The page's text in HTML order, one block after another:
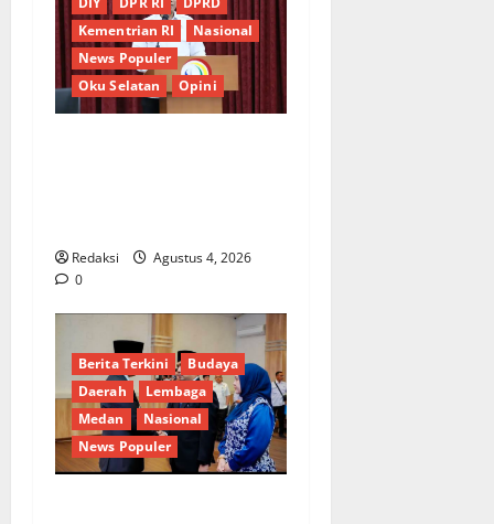
Kementrian RI
Nasional
News Populer
Oku Selatan
Opini
Redaksi
Agustus 4, 2026
0
Berita Terkini
Budaya
Daerah
Lembaga
Medan
Nasional
News Populer